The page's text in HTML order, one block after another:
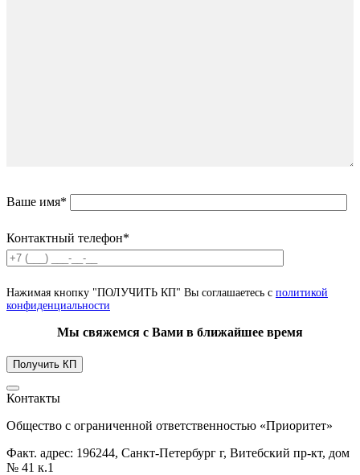
Ваше имя*
Контактный телефон*
Нажимая кнопку "ПОЛУЧИТЬ КП" Вы соглашаетесь с политикой
конфиденциальности
Мы свяжемся с Вами в ближайшее время
Контакты
Общество с ограниченной ответственностью «Приоритет»
Факт. адрес: 196244, Санкт-Петербург г, Витебский пр-кт, дом
№ 41 к.1